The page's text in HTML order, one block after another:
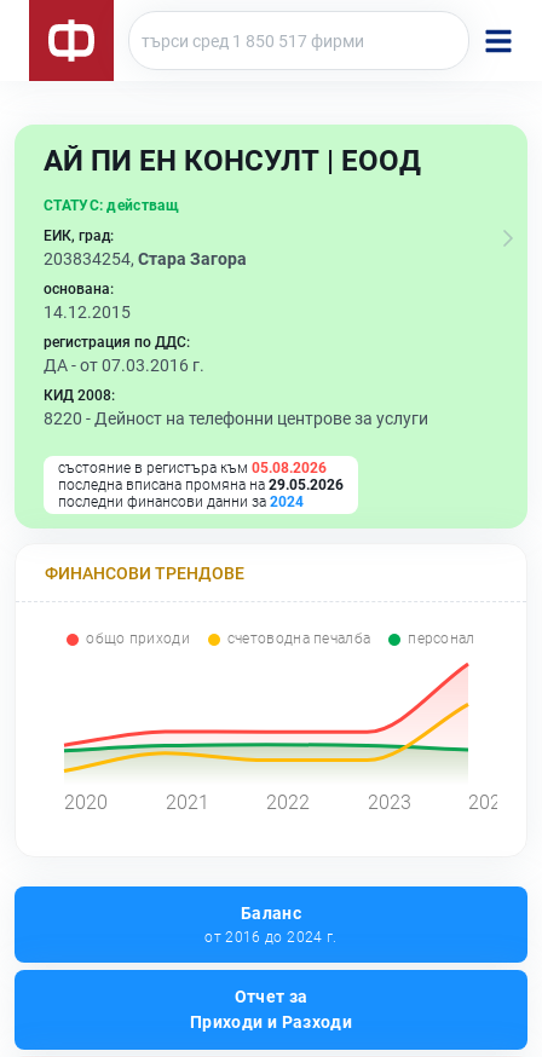
АЙ ПИ ЕН КОНСУЛТ | ЕООД
СТАТУС: действащ
ЕИК, град:
203834254, Стара Загора
основана:
14.12.2015
регистрация по ДДС:
ДА - от 07.03.2016 г.
КИД 2008:
8220 - Дейност на телефонни центрове за услуги
състояние в регистъра към 05.08.2026
последна вписана промяна на 29.05.2026
последни финансови данни за 2024
ФИНАНСОВИ ТРЕНДОВЕ
общо приходи счетоводна печалба персонал
2020 2021 2022 2023 2024
Баланс
от 2016 до 2024 г.
Отчет за
Приходи и Разходи